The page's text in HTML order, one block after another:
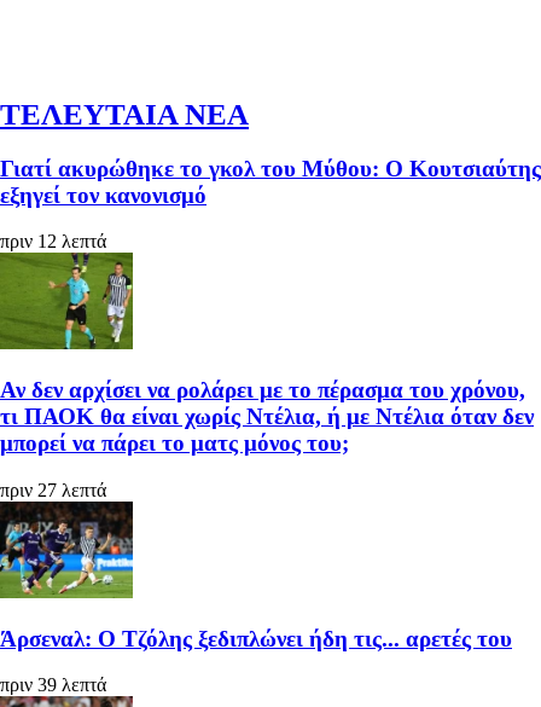
ΤΕΛΕΥΤΑΙΑ ΝΕΑ
Γιατί ακυρώθηκε το γκολ του Μύθου: Ο Κουτσιαύτης
εξηγεί τον κανονισμό
πριν 12 λεπτά
Αν δεν αρχίσει να ρολάρει με το πέρασμα του χρόνου,
τι ΠΑΟΚ θα είναι χωρίς Ντέλια, ή με Ντέλια όταν δεν
μπορεί να πάρει το ματς μόνος του;
πριν 27 λεπτά
Άρσεναλ: Ο Τζόλης ξεδιπλώνει ήδη τις... αρετές του
πριν 39 λεπτά